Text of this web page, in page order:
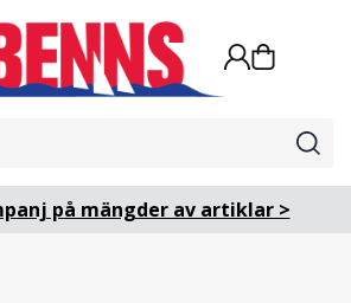
på mängder av artiklar >